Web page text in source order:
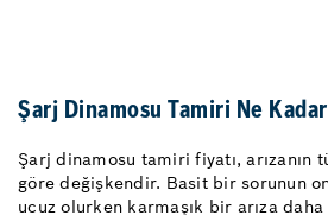
Şarj Dinamosu Tamiri Ne
Şarj dinamosu tamiri fiyatı, arızanın
göre değişkendir. Basit bir sorunun
ucuz olurken karmaşık bir arıza